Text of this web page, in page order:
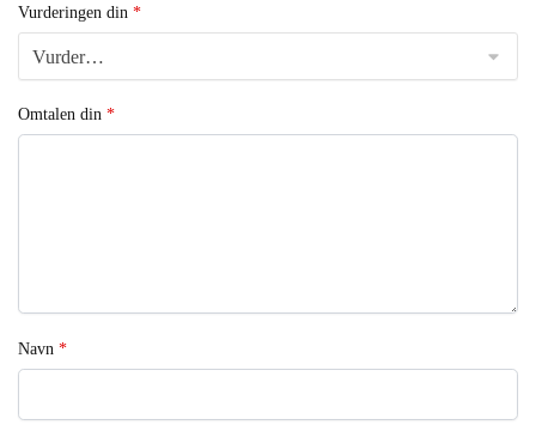
Vurderingen din *
Omtalen din *
Navn *